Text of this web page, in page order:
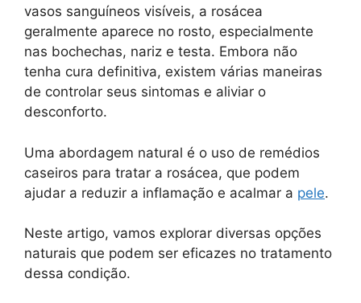
vasos sanguíneos visíveis, a rosácea
geralmente aparece no rosto, especialmente
nas bochechas, nariz e testa. Embora não
tenha cura definitiva, existem várias maneiras
de controlar seus sintomas e aliviar o
desconforto.
Uma abordagem natural é o uso de remédios
caseiros para tratar a rosácea, que podem
ajudar a reduzir a inflamação e acalmar a pele.
Neste artigo, vamos explorar diversas opções
naturais que podem ser eficazes no tratamento
dessa condição.